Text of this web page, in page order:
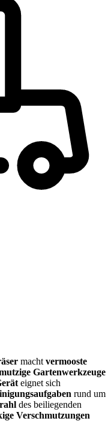
macht vermooste
Gartenwerkzeuge
eignet sich
rund um
des beiliegenden
Verschmutzungen